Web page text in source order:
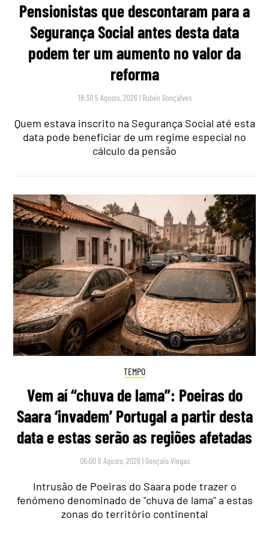
Pensionistas que descontaram para a
Segurança Social antes desta data
podem ter um aumento no valor da
reforma
18:30 5 Agosto, 2026 | Rubén Gonçalves
Quem estava inscrito na Segurança Social até esta
data pode beneficiar de um regime especial no
cálculo da pensão
TEMPO
Vem aí “chuva de lama”: Poeiras do
Saara ‘invadem’ Portugal a partir desta
data e estas serão as regiões afetadas
06:00 6 Agosto, 2026 | Gonçalo Viegas
Intrusão de Poeiras do Saara pode trazer o
fenómeno denominado de "chuva de lama" a estas
zonas do território continental